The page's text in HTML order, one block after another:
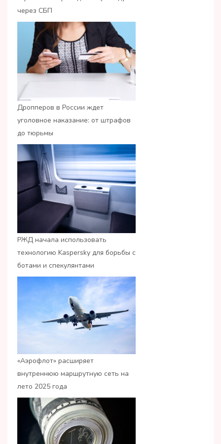
через СБП
Дропперов в России ждет
уголовное наказание: от штрафов
до тюрьмы
РЖД начала использовать
технологию Kaspersky для борьбы с
ботами и спекулянтами
«Аэрофлот» расширяет
внутреннюю маршрутную сеть на
лето 2025 года